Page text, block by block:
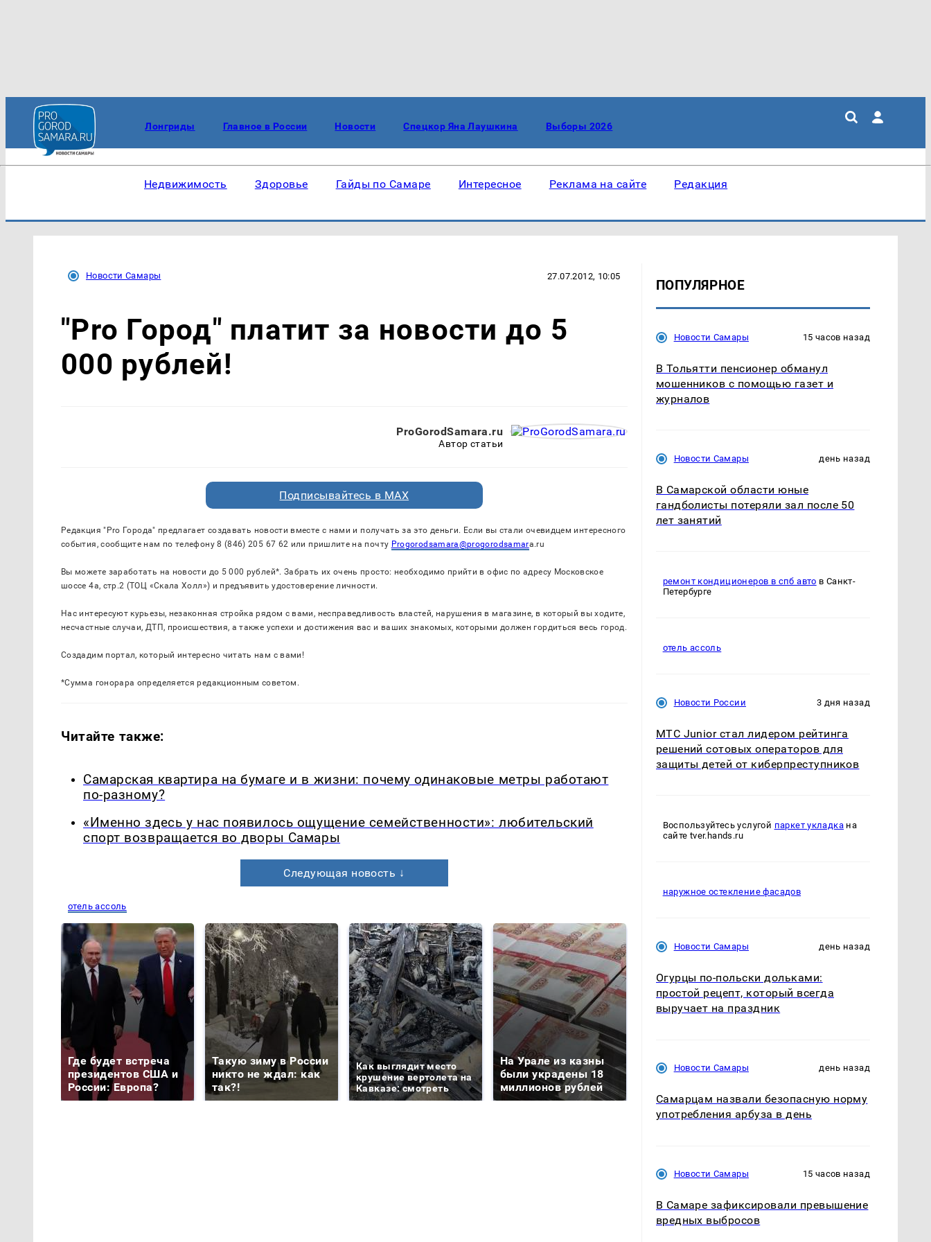
Лонгриды Главное в России Новости Спецкор Яна Лаушкина Выборы 2026
Недвижимость Здоровье Гайды по Самаре Интересное Реклама на сайте Редакция
Новости Самары 27.07.2012, 10:05
"Pro Город" платит за новости до 5
000 рублей!
ProGorodSamara.ru
Автор статьи
Подписывайтесь в MAX
Редакция "Pro Города" предлагает создавать новости вместе с нами и получать за это деньги. Если вы стали очевидцем интересного
события, сообщите нам по телефону 8 (846) 205 67 62 или пришлите на почту Progorodsamara@progorodsamara.ru
Вы можете заработать на новости до 5 000 рублей*. Забрать их очень просто: необходимо прийти в офис по адресу Московское
шоссе 4а, стр.2 (ТОЦ «Скала Холл») и предъявить удостоверение личности.
Нас интересуют курьезы, незаконная стройка рядом с вами, несправедливость властей, нарушения в магазине, в который вы ходите,
несчастные случаи, ДТП, происшествия, а также успехи и достижения вас и ваших знакомых, которыми должен гордиться весь город.
Создадим портал, который интересно читать нам с вами!
*Сумма гонорара определяется редакционным советом.
Читайте также:
Самарская квартира на бумаге и в жизни: почему одинаковые метры работают
по-разному?
«Именно здесь у нас появилось ощущение семейственности»: любительский
спорт возвращается во дворы Самары
Следующая новость ↓
отель ассоль
Где будет встреча
президентов США и
России: Европа?
Такую зиму в России
никто не ждал: как
так?!
Как выглядит место
крушение вертолета на
Кавказе: смотреть
На Урале из казны
были украдены 18
миллионов рублей
Не ешьте эту
готовую еду из
жестокое убийство
ПОПУЛЯРНОЕ
Новости Самары 15 часов назад
В Тольятти пенсионер обманул
мошенников с помощью газет и
журналов
Новости Самары день назад
В Самарской области юные
гандболисты потеряли зал после 50
лет занятий
ремонт кондиционеров в спб авто в Санкт-
Петербурге
отель ассоль
Новости России 3 дня назад
МТС Junior стал лидером рейтинга
решений сотовых операторов для
защиты детей от киберпреступников
Воспользуйтесь услугой паркет укладка на
сайте tver.hands.ru
наружное остекление фасадов
Новости Самары день назад
Огурцы по‑польски дольками:
простой рецепт, который всегда
выручает на праздник
Новости Самары день назад
Самарцам назвали безопасную норму
употребления арбуза в день
Новости Самары 15 часов назад
В Самаре зафиксировали превышение
вредных выбросов